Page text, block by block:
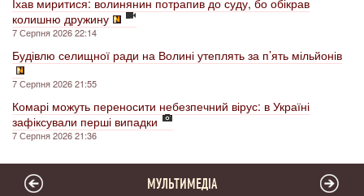
Їхав миритися: волинянин потрапив до суду, бо обікрав
колишню дружину
7 Серпня 2026 22:14
Будівлю селищної ради на Волині утеплять за п’ять мільйонів
7 Серпня 2026 21:55
Комарі можуть переносити небезпечний вірус: в Україні
зафіксували перші випадки
7 Серпня 2026 21:36
МУЛЬТИМЕДІА